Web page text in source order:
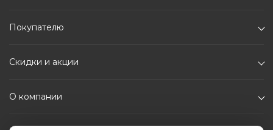
Покупателю
Скидки и акции
О компании